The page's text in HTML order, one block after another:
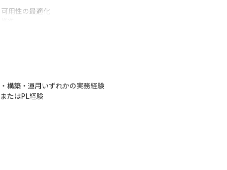
用性の最適化
チャ設計
含む内部・外部対策の実装
設計
構築・運用いずれかの実務経験
たはPL経験